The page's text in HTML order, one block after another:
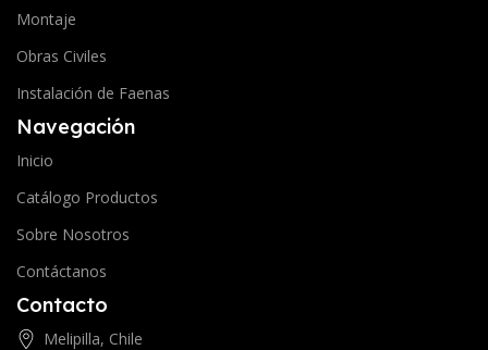
Montaje
Obras Civiles
Instalación de Faenas
Navegación
Inicio
Catálogo Productos
Sobre Nosotros
Contáctanos
Contacto
Melipilla, Chile